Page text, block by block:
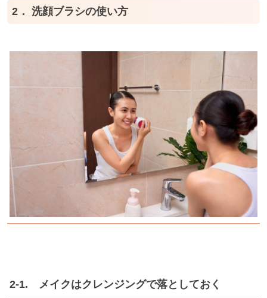
2． 洗顔ブラシの使い方
2-1. メイクはクレンジングで落としておく